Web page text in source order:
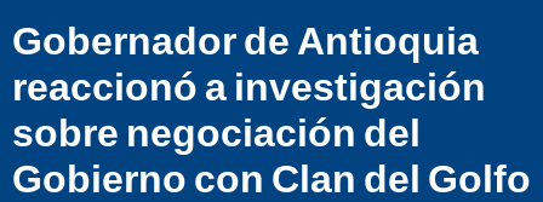
Gobernador de Antioquia
reaccionó a investigación
sobre negociación del
Gobierno con Clan del Golfo